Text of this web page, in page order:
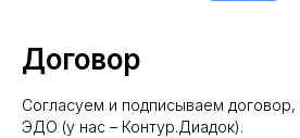
Договор
Согласуем и подписываем договор,
ЭДО (у нас – Контур.Диадок).
Рейтинг наYell.ru.